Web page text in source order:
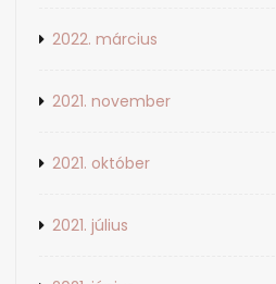
2022. március
2021. november
2021. október
2021. július